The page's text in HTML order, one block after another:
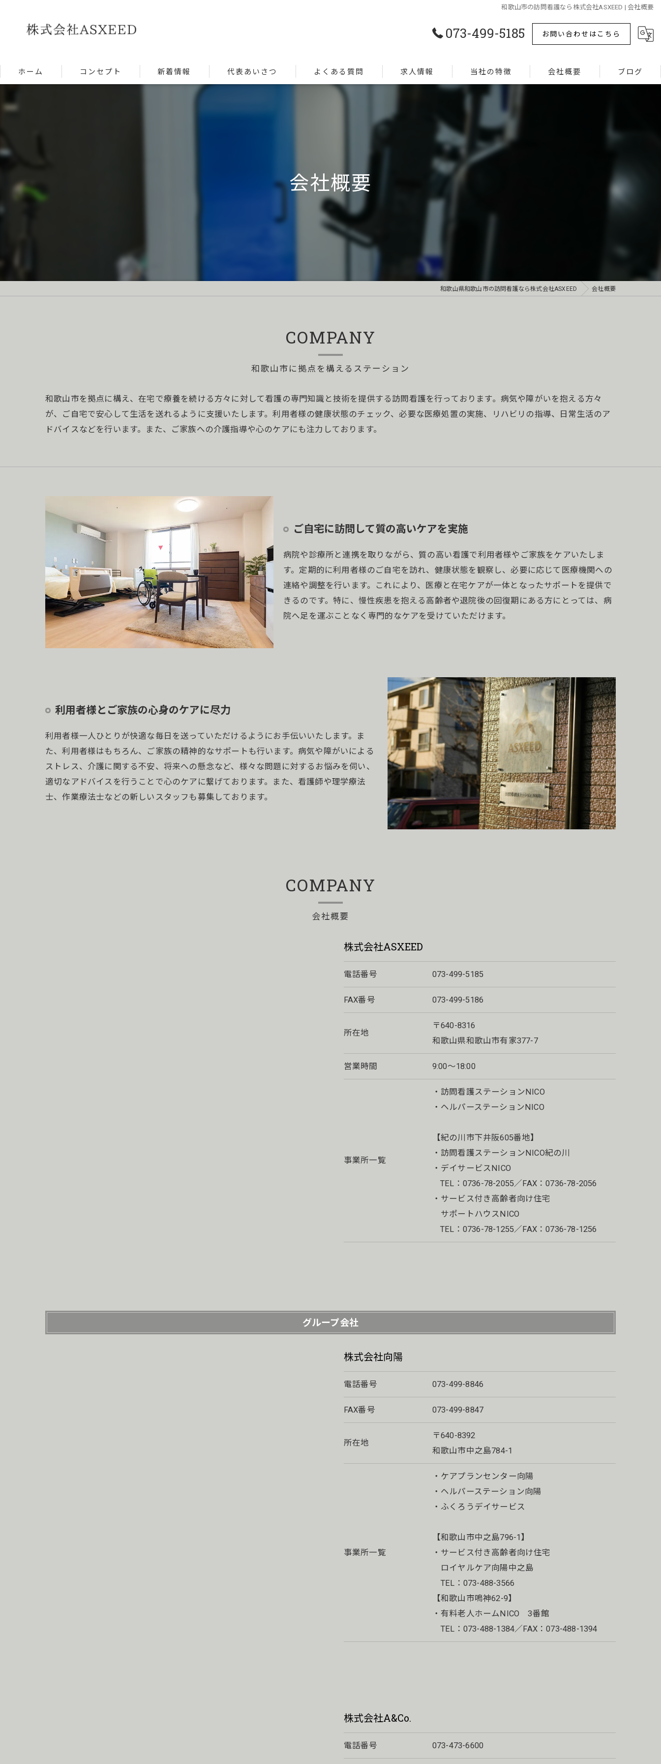
和歌山市の訪問看護なら株式会社ASXEED | 会社概要
073-499-5185 お問い合わせはこちら
ホーム コンセプト 新着情報 代表あいさつ よくある質問 求人情報 当社の特徴
ターミナルケア
精神疾患
会社概要 ブログ
会社概要
和歌山県和歌山市の訪問看護なら株式会社ASXEED 会社概要
和歌山市に拠点を構えるステーション
COMPANY
和歌山市を拠点に構え、在宅で療養を続ける方々に対して看護の専門知識と技術を提供する訪問看護を行っております。病気や障がいを抱える方々
が、ご自宅で安心して生活を送れるように支援いたします。利用者様の健康状態のチェック、必要な医療処置の実施、リハビリの指導、日常生活のア
ドバイスなどを行います。また、ご家族への介護指導や心のケアにも注力しております。
ご自宅に訪問して質の高いケアを実施
病院や診療所と連携を取りながら、質の高い看護で利用者様やご家族をケアいたしま
す。定期的に利用者様のご自宅を訪れ、健康状態を観察し、必要に応じて医療機関への
連絡や調整を行います。これにより、医療と在宅ケアが一体となったサポートを提供で
きるのです。特に、慢性疾患を抱える高齢者や退院後の回復期にある方にとっては、病
院へ足を運ぶことなく専門的なケアを受けていただけます。
利用者様とご家族の心身のケアに尽力
利用者様一人ひとりが快適な毎日を送っていただけるようにお手伝いいたします。ま
た、利用者様はもちろん、ご家族の精神的なサポートも行います。病気や障がいによる
ストレス、介護に関する不安、将来への懸念など、様々な問題に対するお悩みを伺い、
適切なアドバイスを行うことで心のケアに繋げております。また、看護師や理学療法
士、作業療法士などの新しいスタッフも募集しております。
COMPANY
会社概要
株式会社ASXEED
電話番号 073-499-5185
FAX番号 073-499-5186
所在地
〒640-8316
和歌山県和歌山市有家377-7
営業時間 9:00〜18:00
事業所一覧
・訪問看護ステーションNICO
・ヘルパーステーションNICO
【紀の川市下井阪605番地】
・訪問看護ステーションNICO紀の川
・デイサービスNICO
TEL：0736-78-2055／FAX：0736-78-2056
・サービス付き高齢者向け住宅
サポートハウスNICO
TEL：0736-78-1255／FAX：0736-78-1256
グループ会社
株式会社向陽
電話番号 073-499-8846
FAX番号 073-499-8847
所在地
〒640-8392
和歌山市中之島784-1
事業所一覧
・ケアプランセンター向陽
・ヘルパーステーション向陽
・ふくろうデイサービス
【和歌山市中之島796-1】
・サービス付き高齢者向け住宅
ロイヤルケア向陽中之島
TEL：073-488-3566
【和歌山市鳴神62-9】
・有料老人ホームNICO 3番館
TEL：073-488-1384／FAX：073-488-1394
株式会社A&Co.
電話番号 073-473-6600